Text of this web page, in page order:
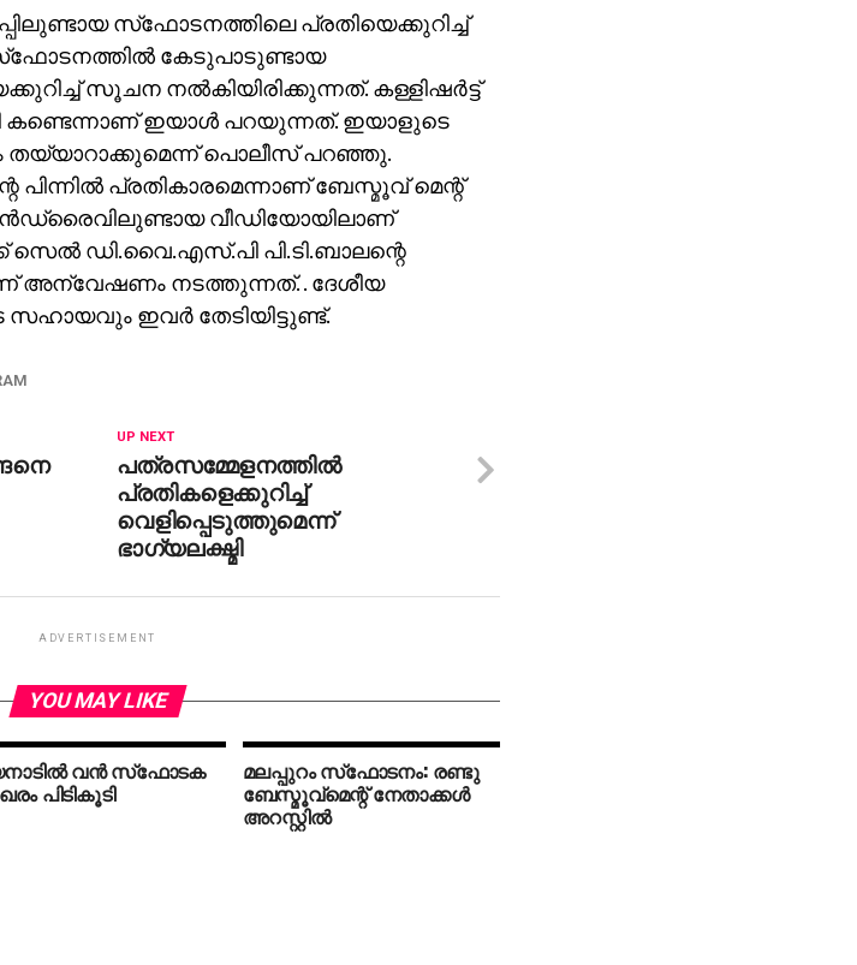
സ്‌ഫോടനത്തിലെ പ്രതിയെക്കുറിച്ച്
കേടുപാടുണ്ടായ
സൂചന നല്‍കിയിരിക്കുന്നത്. കള്ളിഷര്‍ട്ട്
കണ്ടെന്നാണ് ഇയാള്‍ പറയുന്നത്. ഇയാളുടെ
തയ്യാറാക്കുമെന്ന് പൊലീസ് പറഞ്ഞു.
പ്രതികാരമെന്നാണ് ബേസ്മൂവ് മെന്റ്
വീഡിയോയിലാണ്
സെല്‍ ഡി.വൈ.എസ്.പി പി.ടി.ബാലന്റെ
നടത്തുന്നത്. . ദേശീയ
ഇവര്‍ തേടിയിട്ടുണ്ട്.
UP NEXT
പത്രസമ്മേളനത്തില്‍
പ്രതികളെക്കുറിച്ച്
വെളിപ്പെടുത്തുമെന്ന്
ഭാഗ്യലക്ഷ്മി
ADVERTISEMENT
YOU MAY LIKE
വന്‍ സ്‌ഫോടക
പിടികൂടി
മലപ്പുറം സ്‌ഫോടനം: രണ്ടു
ബേസ്മൂവ്‌മെന്റ് നേതാക്കള്‍
അറസ്റ്റില്‍